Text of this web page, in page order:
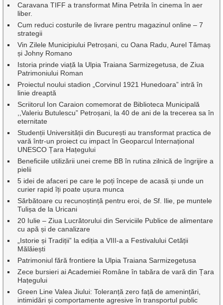
Caravana TIFF a transformat Mina Petrila în cinema în aer
liber.
Cum reduci costurile de livrare pentru magazinul online – 7
strategii
Vin Zilele Municipiului Petroșani, cu Oana Radu, Aurel Tămaș
și Johny Romano
Istoria prinde viață la Ulpia Traiana Sarmizegetusa, de Ziua
Patrimoniului Roman
Proiectul noului stadion „Corvinul 1921 Hunedoara” intră în
linie dreaptă
Scriitorul Ion Caraion comemorat de Biblioteca Municipală
,,Valeriu Butulescu” Petroșani, la 40 de ani de la trecerea sa în
eternitate
Studenții Universității din București au transformat practica de
vară într-un proiect cu impact în Geoparcul Internațional
UNESCO Țara Hațegului
Beneficiile utilizării unei creme BB în rutina zilnică de îngrijire a
pielii
5 idei de afaceri pe care le poți începe de acasă și unde un
curier rapid îți poate ușura munca
Sărbătoare cu recunoștință pentru eroi, de Sf. Ilie, pe muntele
Tulișa de la Uricani
20 Iulie – Ziua Lucrătorului din Serviciile Publice de alimentare
cu apă și de canalizare
„Istorie și Tradiții” la ediția a VIII-a a Festivalului Cetății
Mălăiești
Patrimoniul fără frontiere la Ulpia Traiana Sarmizegetusa
Zece bursieri ai Academiei Române în tabăra de vară din Țara
Hațegului
Green Line Valea Jiului: Toleranță zero față de amenințări,
intimidări și comportamente agresive în transportul public